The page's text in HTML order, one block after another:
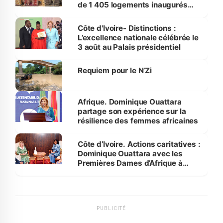
de 1 405 logements inaugurés
Bassam
Côte d'Ivoire- Distinctions :
L’excellence nationale célébrée le
3 août au Palais présidentiel
Requiem pour le N’Zi
Afrique. Dominique Ouattara
partage son expérience sur la
résilience des femmes africaines
Côte d’Ivoire. Actions caritatives :
Dominique Ouattara avec les
Premières Dames d’Afrique à
PUBLICITÉ